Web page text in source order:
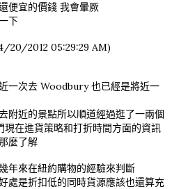
便宜的價錢 我會暈厥
下
20/2012 05:29:29 AM)
一次去 Woodbury 也已經是將近一
附近的景點所以順道經過逛了一兩個
現在進貨策略和打折時間方面的資訊
麼了解
年來在紐約購物的經驗來判斷
處是折扣低的同時貨源應該也還算充